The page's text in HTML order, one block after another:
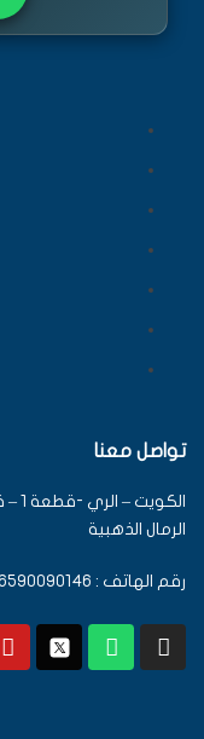
تواصل معنا
الرمال الذهبية
رقم الهاتف : 0096590090146